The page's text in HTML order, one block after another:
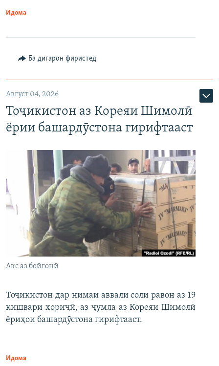
Идома
Ба дигарон фиристед
Август 04, 2026
Тоҷикистон аз Кореяи Шимолӣ
ёрии башардӯстона гирифтааст
Акс аз бойгонӣ
Тоҷикистон дар нимаи аввали соли равон аз 19
кишвари хориҷӣ, аз ҷумла аз Кореяи Шимолӣ
ёриҳои башардӯстона гирифтааст.
Идома